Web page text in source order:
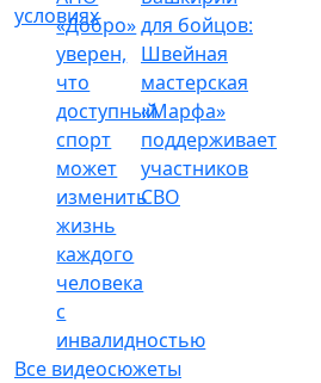
условиях
«Добро»
уверен,
что
доступный
спорт
может
изменить
жизнь
каждого
человека
с
инвалидностью
для бойцов:
Швейная
мастерская
«Марфа»
поддерживает
участников
СВО
Все видеосюжеты